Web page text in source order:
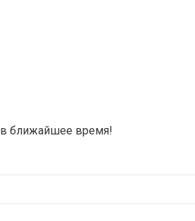
в ближайшее время!